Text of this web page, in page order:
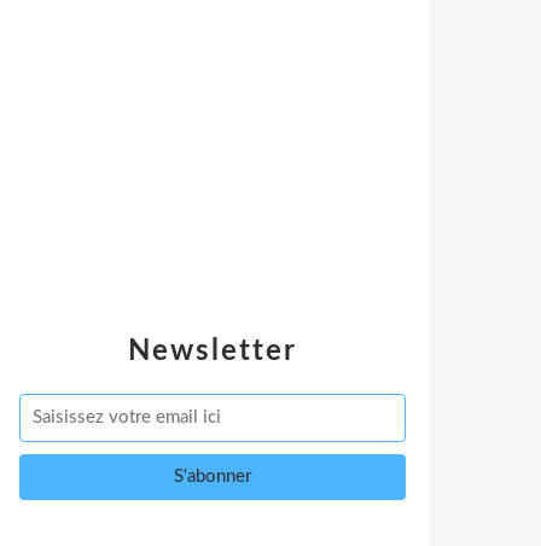
Newsletter